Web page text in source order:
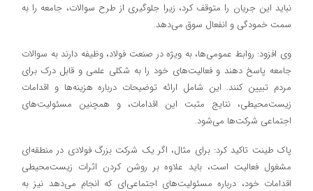
نباید این جریان را متوقف کرد، زیرا جلوگیری از طرح سوالات، جامعه را به
سمت خمودگی و انفعال سوق می‌دهد.
وی افزود: روابط عمومی‌ها، به ویژه در صنعت فولاد، وظیفه دارند به سوالات
جامعه پاسخ دهند و فعالیت‌های خود را به شکلی علمی و قابل درک برای
مردم تبیین کنند. این شامل ارائه توضیحات درباره هزینه‌ها و اقدامات
زیست‌محیطی، نتایج مثبت این اقدامات، و همچنین مسئولیت‌های
اجتماعی شرکت‌ها می‌شود.
پاک طینت تاکید کرد: برای مثال، اگر یک شرکت بزرگ فولادی در منطقه‌ای
مشغول فعالیت است، باید علاوه بر روشن کردن اثرات زیست‌محیطی
اقدامات خود، درباره مسئولیت‌های اجتماعی‌ای که انجام می‌دهد نیز به